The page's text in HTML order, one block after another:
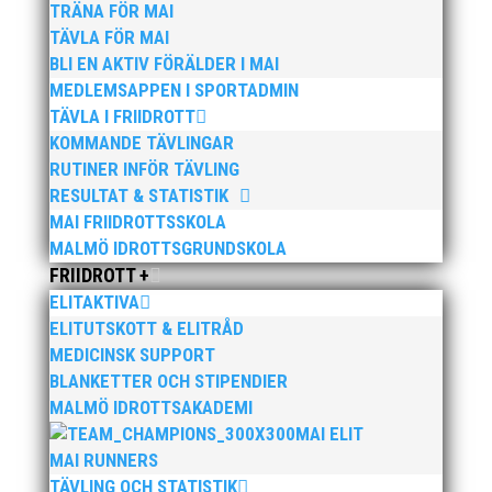
TRÄNA FÖR MAI
TÄVLA FÖR MAI
BLI EN AKTIV FÖRÄLDER I MAI
MEDLEMSAPPEN I SPORTADMIN
TÄVLA I FRIIDROTT
KOMMANDE TÄVLINGAR
RUTINER INFÖR TÄVLING
RESULTAT & STATISTIK
MAI FRIIDROTTSSKOLA
MALMÖ IDROTTSGRUNDSKOLA
FRIIDROTT +
ELITAKTIVA
ELITUTSKOTT & ELITRÅD
MEDICINSK SUPPORT
BLANKETTER OCH STIPENDIER
MALMÖ IDROTTSAKADEMI
MAI ELIT
MAI RUNNERS
TÄVLING OCH STATISTIK
Isa Andersson-98 IFK Helsingborg, Jesper Bokefors
-94, Upsala IF Friidrott och Samuel Fransson -00 är
också nya medlemmar i föreningen.
Vi hälsar alla välkomna i de grön-svart klubbdräkten
och önskar dem lycka till i den nya föreningen!
Publicerat tidigare